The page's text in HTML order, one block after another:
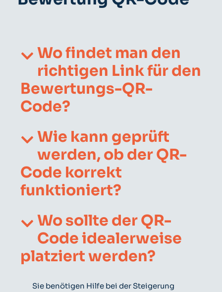
Wo findet man den
richtigen Link für den
Bewertungs-QR-
Code?
Wie kann geprüft
werden, ob der QR-
Code korrekt
funktioniert?
Wo sollte der QR-
Code idealerweise
platziert werden?
Sie benötigen Hilfe bei der Steigerung